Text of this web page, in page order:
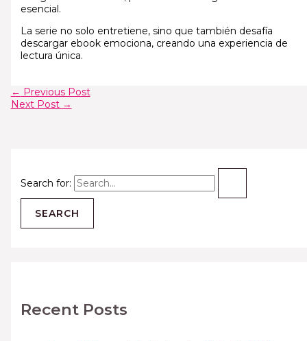
Search for:
Recent Posts
esencial.
La serie no solo entretiene, sino que también desafía
descargar ebook emociona, creando una experiencia de
lectura única.
← Previous Post
Next Post →